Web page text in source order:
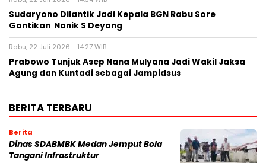
Sudaryono Dilantik Jadi Kepala BGN Rabu Sore
Gantikan Nanik S Deyang
Rabu, 22 Juli 2026 - 14:27 WIB
Prabowo Tunjuk Asep Nana Mulyana Jadi Wakil Jaksa
Agung dan Kuntadi sebagai Jampidsus
BERITA TERBARU
Berita
Dinas SDABMBK Medan Jemput Bola
Tangani Infrastruktur